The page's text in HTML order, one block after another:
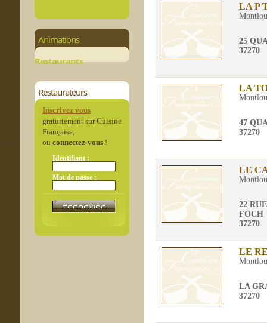
Animations
Restaurants
Restaurateurs
Inscrivez vous
gratuitement sur Cuisine
Française,
ou connectez-vous!
Identifiant :
Mot de passe :
LA P
25
37270
LA
47
37270
LE
22
FOCH
37270
LE
LA
37270